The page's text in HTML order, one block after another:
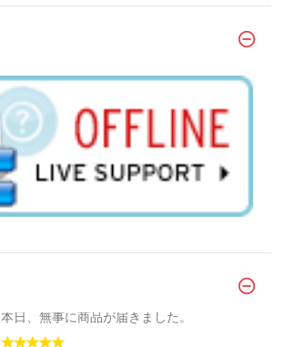
本日、無事に商品が届きました。